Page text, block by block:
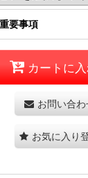
要事項
カートに
お問い合わ
お気に入り